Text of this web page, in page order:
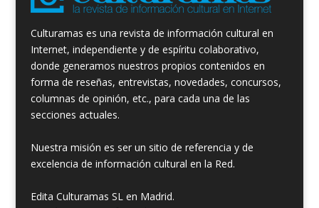
Culturamas es una revista de información cultural en
Internet, independiente y de espíritu colaborativo,
donde generamos nuestros propios contenidos en
forma de reseñas, entrevistas, novedades, concursos,
columnas de opinión, etc., para cada una de las
secciones actuales.
Nuestra misión es ser un sitio de referencia y de
excelencia de información cultural en la Red.
Edita Culturamas SL en Madrid.